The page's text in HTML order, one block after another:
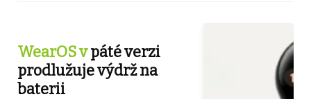
WearOS vpáté verzi
prodlužuje výdrž na
baterii